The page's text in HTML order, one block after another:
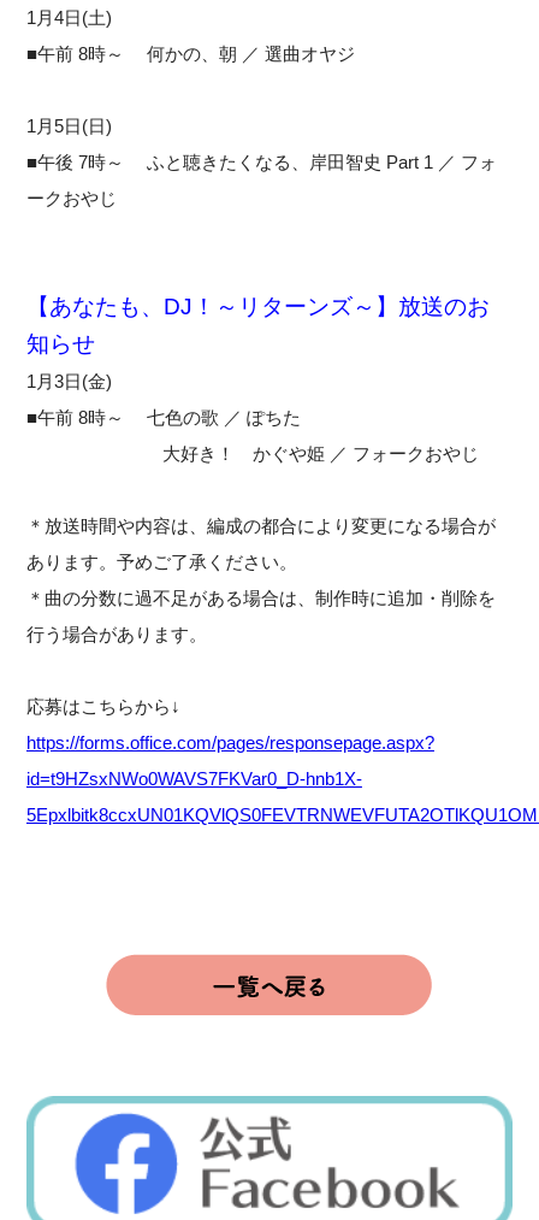
1月4日(土)
■午前 8時～ 何かの、朝 ／ 選曲オヤジ
1月5日(日)
■午後 7時～ ふと聴きたくなる、岸田智史 Part 1 ／ フォ
ークおやじ
【あなたも、DJ！～リターンズ～】放送のお
知らせ
1月3日(金)
■午前 8時～ 七色の歌 ／ ぽちた
大好き！ かぐや姫 ／ フォークおやじ
＊放送時間や内容は、編成の都合により変更になる場合が
あります。予めご了承ください。
＊曲の分数に過不足がある場合は、制作時に追加・削除を
行う場合があります。
応募はこちらから↓
https://forms.office.com/pages/responsepage.aspx?
id=t9HZsxNWo0WAVS7FKVar0_D-hnb1X-